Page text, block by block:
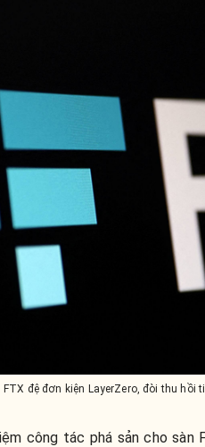
FTX đệ đơn kiện LayerZero, đòi thu hồi
công tác phá sản cho